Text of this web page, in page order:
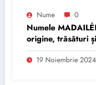
Nume 0
Numele
origine, trăsături
19 Noiembrie 2024